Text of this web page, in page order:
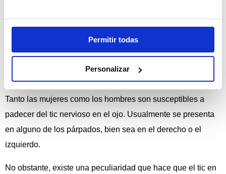
Permitir todas
Personalizar
Todas son estrategias eficientes para disminuir las
Tanto las mujeres como los hombres son susceptibles a
padecer del tic nervioso en el ojo. Usualmente se presenta
en alguno de los párpados, bien sea en el derecho o el
izquierdo.
No obstante, existe una peculiaridad que hace que el tic en